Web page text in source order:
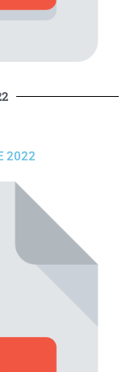
2022